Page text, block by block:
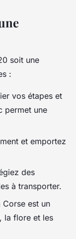
soit une
:
vos étapes et
permet une
et emportez
des
à transporter.
Corse est un
la flore et les